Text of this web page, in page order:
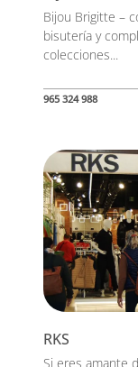
Bijou Brigitte –
bisutería y
colecciones...
965 324 988
RKS
Si eres amante